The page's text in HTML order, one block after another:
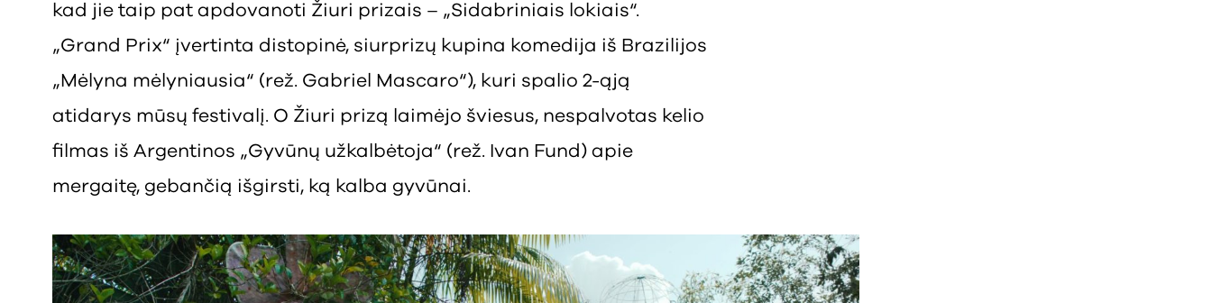
kad jie taip pat apdovanoti Žiuri prizais – „Sidabriniais lokiais“.
„Grand Prix“ įvertinta distopinė, siurprizų kupina komedija iš Brazilijos
„Mėlyna mėlyniausia“ (rež. Gabriel Mascaro“), kuri spalio 2-ąją
atidarys mūsų festivalį. O Žiuri prizą laimėjo šviesus, nespalvotas kelio
filmas iš Argentinos „Gyvūnų užkalbėtoja“ (rež. Ivan Fund) apie
mergaitę, gebančią išgirsti, ką kalba gyvūnai.